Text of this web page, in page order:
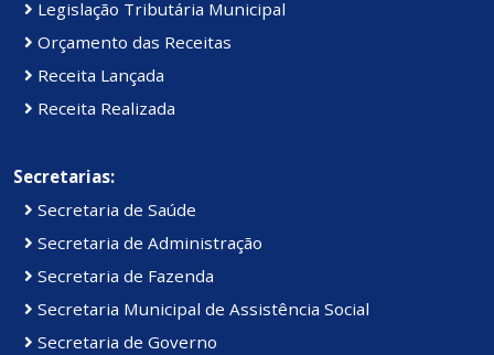
Legislação Tributária Municipal
Orçamento das Receitas
Receita Lançada
Receita Realizada
Secretarias:
Secretaria de Saúde
Secretaria de Administração
Secretaria de Fazenda
Secretaria Municipal de Assistência Social
Secretaria de Governo